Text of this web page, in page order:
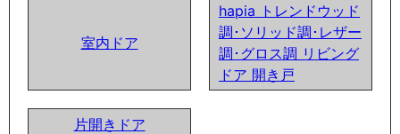
室内ドア
hapia トレンドウッド
調･ソリッド調･レザー
調･グロス調 リビング
ドア 開き戸
片開きドア